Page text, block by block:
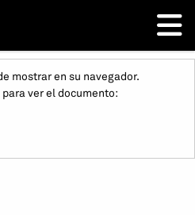
mostrar en su navegador.
ver el documento: